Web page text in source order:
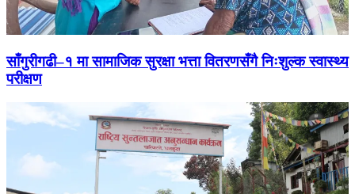
साँगुरीगढी–१ मा सामाजिक सुरक्षा भत्ता वितरणसँगै निःशुल्क स्वास्थ्य
परीक्षण